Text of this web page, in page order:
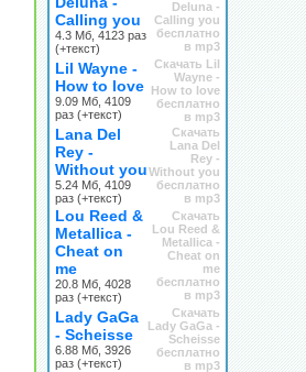
Calling you
4.3 Мб, 4123 раз
(+текст)
Deluna -
Calling you
бесплатно
в mp3
Lil Wayne -
How to love
9.09 Мб, 4109
раз (+текст)
Скачать Lil
Wayne -
How to love
бесплатно
в mp3
Lana Del
Rey -
Without you
5.24 Мб, 4109
раз (+текст)
Скачать
Lana Del
Rey -
Without you
бесплатно
в mp3
Lou Reed &
Metallica -
Cheat on
me
20.8 Мб, 4028
раз (+текст)
Скачать
Lou Reed &
Metallica -
Cheat on
me
бесплатно
в mp3
Lady GaGa
- Scheisse
6.88 Мб, 3926
раз (+текст)
Скачать
Lady GaGa -
Scheisse
бесплатно
в mp3